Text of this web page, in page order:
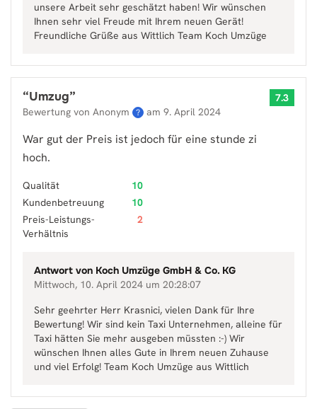
unsere Arbeit sehr geschätzt haben! Wir wünschen
Ihnen sehr viel Freude mit Ihrem neuen Gerät!
Freundliche Grüße aus Wittlich Team Koch Umzüge
“Umzug”
Bewertung von Anonym ? am 9. April 2024
7.3
War gut der Preis ist jedoch für eine stunde zi
hoch.
Qualität
10
Kundenbetreuung
10
Preis-Leistungs-
Verhältnis
2
Antwort von Koch Umzüge GmbH & Co. KG
Mittwoch, 10. April 2024 um 20:28:07
Sehr geehrter Herr Krasnici, vielen Dank für Ihre
Bewertung! Wir sind kein Taxi Unternehmen, alleine für
Taxi hätten Sie mehr ausgeben müssten :-) Wir
wünschen Ihnen alles Gute in Ihrem neuen Zuhause
und viel Erfolg! Team Koch Umzüge aus Wittlich